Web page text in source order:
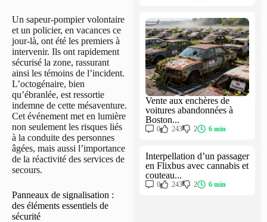
Un sapeur-pompier volontaire
et un policier, en vacances ce
jour-là, ont été les premiers à
intervenir. Ils ont rapidement
sécurisé la zone, rassurant
ainsi les témoins de l’incident.
L’octogénaire, bien
qu’ébranlée, est ressortie
indemne de cette mésaventure.
Cet événement met en lumière
non seulement les risques liés
à la conduite des personnes
âgées, mais aussi l’importance
de la réactivité des services de
secours.
Panneaux de signalisation :
des éléments essentiels de
sécurité
Vente aux enchères de
voitures abandonnées à
Boston...
0 243 2 6 min
Interpellation d’un passager
en Flixbus avec cannabis et
couteau...
0 243 2 6 min